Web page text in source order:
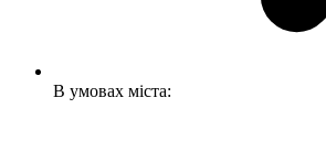
В умовах міста: